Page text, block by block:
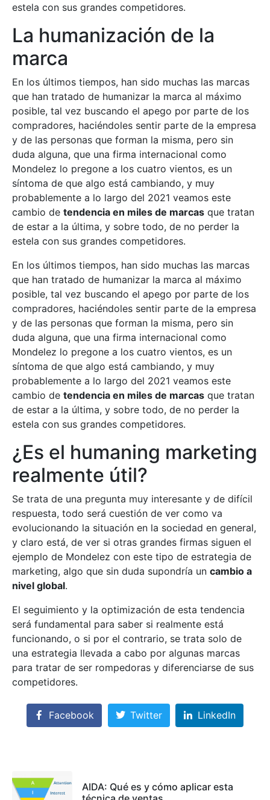
estela con sus grandes competidores.
La humanización de la
marca
En los últimos tiempos, han sido muchas las marcas
que han tratado de humanizar la marca al máximo
posible, tal vez buscando el apego por parte de los
compradores, haciéndoles sentir parte de la empresa
y de las personas que forman la misma, pero sin
duda alguna, que una firma internacional como
Mondelez lo pregone a los cuatro vientos, es un
síntoma de que algo está cambiando, y muy
probablemente a lo largo del 2021 veamos este
cambio de tendencia en miles de marcas que tratan
de estar a la última, y sobre todo, de no perder la
estela con sus grandes competidores.
En los últimos tiempos, han sido muchas las marcas
que han tratado de humanizar la marca al máximo
posible, tal vez buscando el apego por parte de los
compradores, haciéndoles sentir parte de la empresa
y de las personas que forman la misma, pero sin
duda alguna, que una firma internacional como
Mondelez lo pregone a los cuatro vientos, es un
síntoma de que algo está cambiando, y muy
probablemente a lo largo del 2021 veamos este
cambio de tendencia en miles de marcas que tratan
de estar a la última, y sobre todo, de no perder la
estela con sus grandes competidores.
¿Es el humaning marketing
realmente útil?
Se trata de una pregunta muy interesante y de difícil
respuesta, todo será cuestión de ver como va
evolucionando la situación en la sociedad en general,
y claro está, de ver si otras grandes firmas siguen el
ejemplo de Mondelez con este tipo de estrategia de
marketing, algo que sin duda supondría un cambio a
nivel global.
El seguimiento y la optimización de esta tendencia
será fundamental para saber si realmente está
funcionando, o si por el contrario, se trata solo de
una estrategia llevada a cabo por algunas marcas
para tratar de ser rompedoras y diferenciarse de sus
competidores.
Facebook Twitter LinkedIn
AIDA: Qué es y cómo aplicar esta